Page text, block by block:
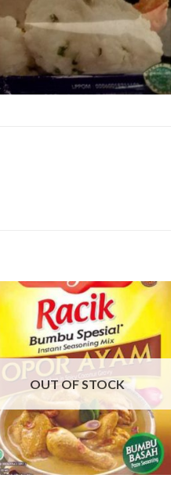
OUT OF STOCK